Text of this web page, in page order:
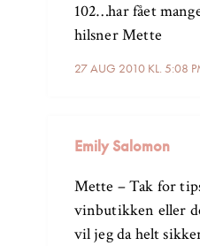
27 AUG 2010 KL. 5:08
102…har fået
hilsner Mette
Emily Salomon
Mette – Tak for
vinbutikken eller
vil jeg da helt